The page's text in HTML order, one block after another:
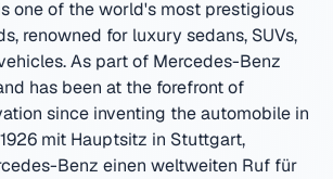
one of the world's most prestigious
renowned for luxury sedans, SUVs,
As part of Mercedes-Benz
has been at the forefront of
since inventing the automobile in
1926 mit Hauptsitz in Stuttgart,
Benz einen weltweiten Ruf für